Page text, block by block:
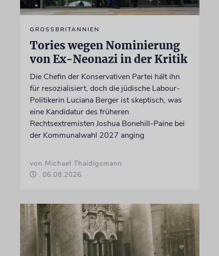
GROSSBRITANNIEN
Tories wegen Nominierung
von Ex-Neonazi in der Kritik
Die Chefin der Konservativen Partei hält ihn
für resozialisiert, doch die jüdische Labour-
Politikerin Luciana Berger ist skeptisch, was
eine Kandidatur des früheren
Rechtsextremisten Joshua Bonehill-Paine bei
der Kommunalwahl 2027 anging
von Michael Thaidigsmann
06.08.2026